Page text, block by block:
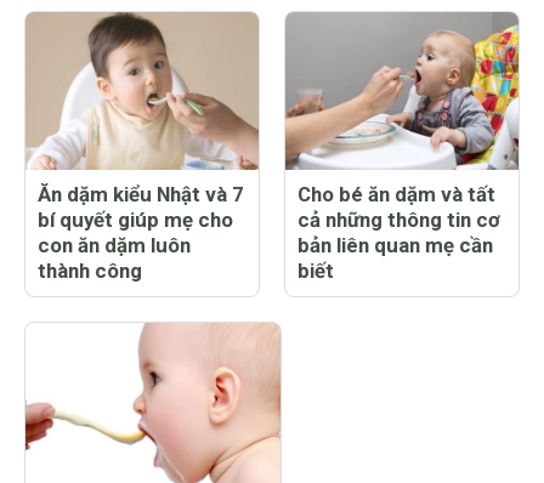
Ăn dặm kiểu Nhật và 7
bí quyết giúp mẹ cho
con ăn dặm luôn
thành công
Cho bé ăn dặm và tất
cả những thông tin cơ
bản liên quan mẹ cần
biết